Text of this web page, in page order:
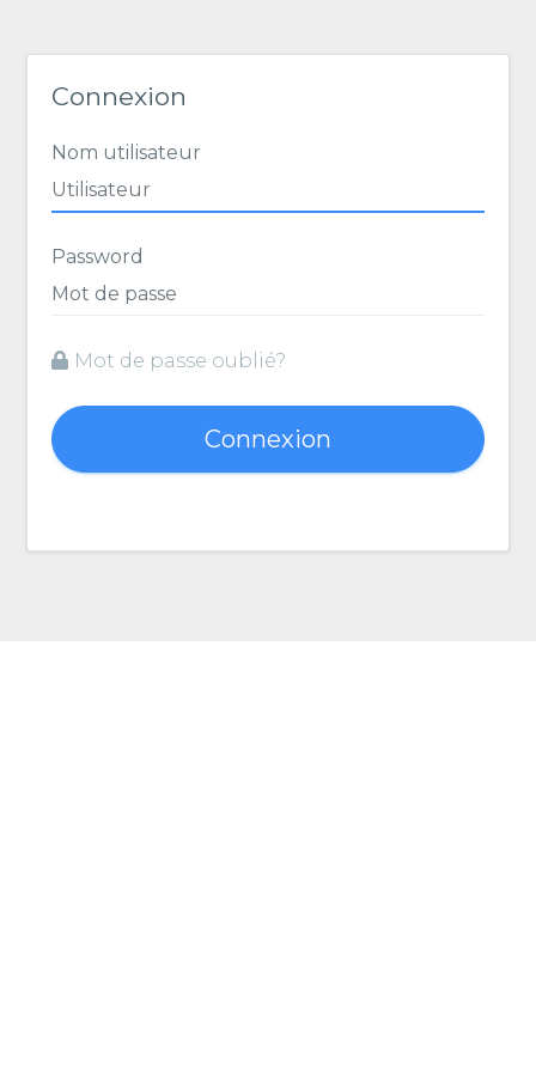
Connexion
Nom utilisateur
Password
Mot de passe oublié?
Connexion